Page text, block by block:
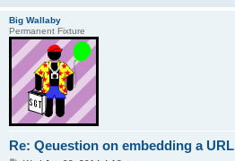
Big Wallaby
Permanent Fixture
Re: Qeuestion on embedding a URL